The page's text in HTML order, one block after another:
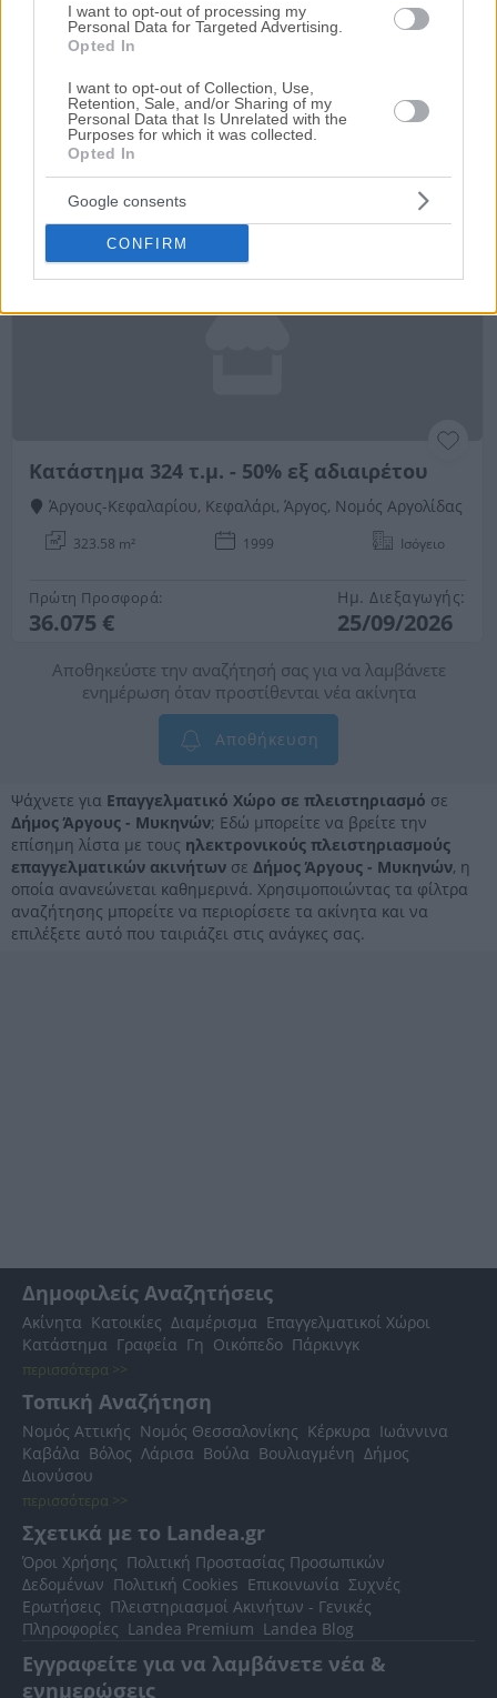
I want to opt-out of processing my
Personal Data for Targeted Advertising.
Opted In
I want to opt-out of Collection, Use,
Retention, Sale, and/or Sharing of my
Personal Data that Is Unrelated with the
Purposes for which it was collected.
Opted In
Google consents
CONFIRM
Αποθήκη 71 τ.μ. - 50% εξ αδιαιρέτου
Άργους-Κεφαλαρίου, Κεφαλάρι, Άργος, Νομός Αργολίδας
70.56 m²
Πρώτη Προσφορά:
1.462,5 €
Ημ. Διεξαγωγής:
25/09/2026
Κατάστημα 324 τ.μ. - 50% εξ αδιαιρέτου
Άργους-Κεφαλαρίου, Κεφαλάρι, Άργος, Νομός Αργολίδας
323.58 m² 1999 Ισόγειο
Πρώτη Προσφορά:
36.075 €
Ημ. Διεξαγωγής:
25/09/2026
Αποθηκεύστε την αναζήτησή σας για να λαμβάνετε
ενημέρωση όταν προστίθενται νέα ακίνητα
Αποθήκευση
Ψάχνετε για Επαγγελματικό Χώρο σε πλειστηριασμό σε
Δήμος Άργους - Μυκηνών; Εδώ μπορείτε να βρείτε την
επίσημη λίστα με τους ηλεκτρονικούς πλειστηριασμούς
επαγγελματικών ακινήτων σε Δήμος Άργους - Μυκηνών, η
οποία ανανεώνεται καθημερινά. Χρησιμοποιώντας τα φίλτρα
αναζήτησης μπορείτε να περιορίσετε τα ακίνητα και να
επιλέξετε αυτό που ταιριάζει στις ανάγκες σας.
Δημοφιλείς Αναζητήσεις
Ακίνητα Κατοικίες Διαμέρισμα Επαγγελματικοί Χώροι
Κατάστημα Γραφεία Γη Οικόπεδο Πάρκινγκ
περισσότερα >>
Τοπική Αναζήτηση
Νομός Αττικής Νομός Θεσσαλονίκης Κέρκυρα Ιωάννινα
Καβάλα Βόλος Λάρισα Βούλα Βουλιαγμένη Δήμος
Διονύσου
περισσότερα >>
Σχετικά με το Landea.gr
Όροι Χρήσης Πολιτική Προστασίας Προσωπικών
Δεδομένων Πολιτική Cookies Επικοινωνία Συχνές
Ερωτήσεις Πλειστηριασμοί Ακινήτων - Γενικές
Πληροφορίες Landea Premium Landea Blog
Εγγραφείτε για να λαμβάνετε νέα &
ενημερώσεις